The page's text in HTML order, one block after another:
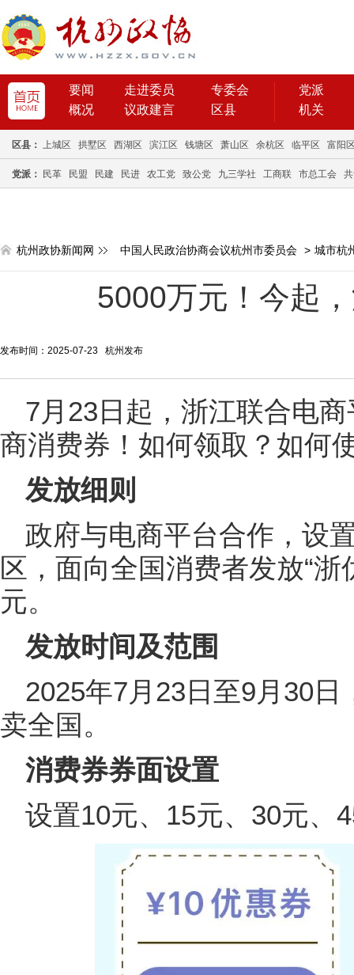
要闻 走进委员
专委会
概况
议政建言 区县
党派
机关
区县： 上城区 拱墅区 西湖区 滨江区 钱塘区 萧山区 余杭区 临平区 富阳
党派： 民革 民盟 民建 民进 农工党 致公党 九三学社 工商联 市总工会
杭州政协新闻网 中国人民政治协商会议杭州市委员会 > 城市杭
5000万元！今起
发布时间：2025-07-23 杭州发布
7月23日起，浙江联合电
商消费券！如何领取？如何
发放细则
政府与电商平台合作，设
区，面向全国消费者发放“
元。
发放时间及范围
2025年7月23日至9月30
卖全国。
消费券券面设置
设置10元、15元、30元、